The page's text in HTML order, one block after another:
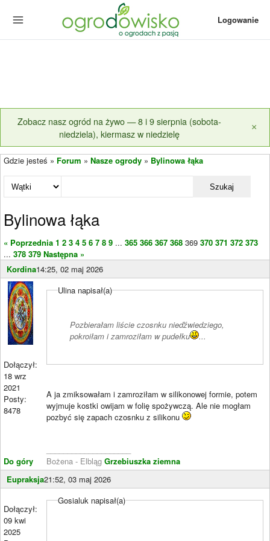
Logowanie
Zobacz nasz ogród na żywo — 8 i 9 sierpnia (sobota-
niedziela), kiermasz w niedzielę
×
Gdzie jesteś » Forum » Nasze ogrody » Bylinowa łąka
Szukaj
Bylinowa łąka
« Poprzednia 1 2 3 4 5 6 7 8 9 ... 365 366 367 368 369 370 371 372 373
... 378 379 Następna »
Kordina14:25, 02 maj 2026
Dołączył:
18 wrz
2021
Posty:
8478
Do góry
Ulina napisał(a)
Pozbierałam liście czosnku nieďźwiedziego,
pokroiłam i zamroziłam w pudełku
...
A ja zmiksowałam i zamroziłam w silikonowej formie, potem
wyjmuje kostki owijam w folię spożywczą. Ale nie mogłam
pozbyć się zapach czosnku z silikonu
Bożena - Elbląg Grzebiuszka ziemna
Eupraksja21:52, 03 maj 2026
Dołączył:
09 kwi
2025
Gosialuk napisał(a)